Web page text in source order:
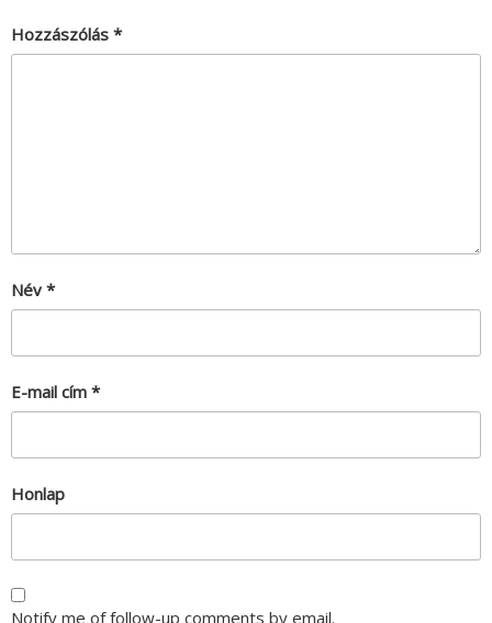
Hozzászólás *
Név *
E-mail cím *
Honlap
Notify me of follow-up comments by email.